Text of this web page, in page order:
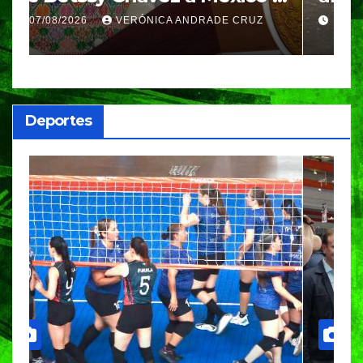
Azul, en Cazones, Veracruz
07/08/2026 VERÓNICA ANDRADE CRUZ
Deportes